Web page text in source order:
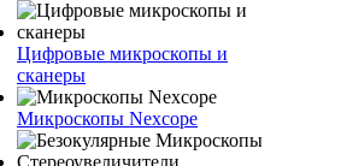
Цифровые микроскопы и
сканеры
Микроскопы Nexcope